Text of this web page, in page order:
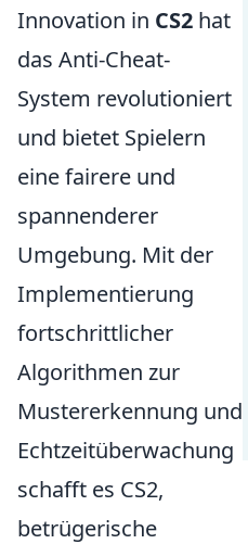
Innovation in CS2 hat
das Anti-Cheat-
System revolutioniert
und bietet Spielern
eine fairere und
spannenderer
Umgebung. Mit der
Implementierung
fortschrittlicher
Algorithmen zur
Mustererkennung und
Echtzeitüberwachung
schafft es CS2,
betrügerische